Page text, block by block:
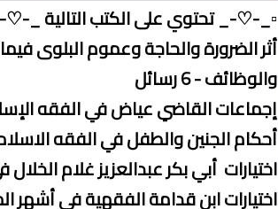
▫️_-♡-_ تحتوي على الكتب التالية _-
أثر الضرورة والحاجة وعموم البلوى
والوظائف - 6 رسائل
إجماعات القاضي عياض في الفقه
أحكام الجنين والطفل في الفقه
اختيارات أبي بكر عبدالعزيز غلام
اختيارات ابن قدامة الفقهية في أشهر